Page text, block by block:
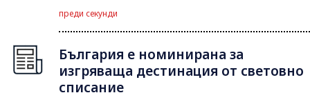
преди секунди
България е номинирана за
изгряваща дестинация от световно
списание